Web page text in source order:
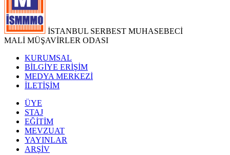
İSTANBUL SERBEST MUHASEBECİ
MALİ MÜŞAVİRLER ODASI
KURUMSAL
BİLGİYE ERİŞİM
MEDYA MERKEZİ
İLETİŞİM
ÜYE
STAJ
EĞİTİM
MEVZUAT
YAYINLAR
ARŞİV